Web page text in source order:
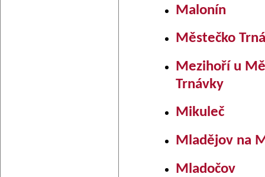
Malonín
Městečko
Mezihoří u
Trnávky
Mikuleč
Mladějov na
Mladočov